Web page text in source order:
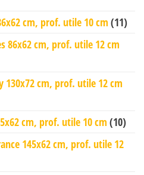
cm, prof. utile 10 cm (11)
86x62 cm, prof. utile 12 cm
130x72 cm, prof. utile 12 cm
cm, prof. utile 10 cm (10)
145x62 cm, prof. utile 12